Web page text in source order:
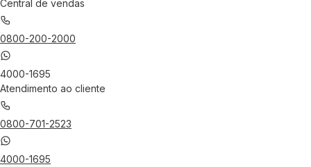
Central de vendas
0800-200-2000
4000-1695
Atendimento ao cliente
0800-701-2523
4000-1695